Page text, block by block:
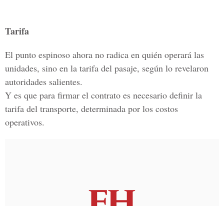
Tarifa
El punto espinoso ahora no radica en quién operará las
unidades, sino en la tarifa del pasaje, según lo revelaron
autoridades salientes.
Y es que para firmar el contrato es necesario definir la
tarifa del transporte, determinada por los costos
operativos.